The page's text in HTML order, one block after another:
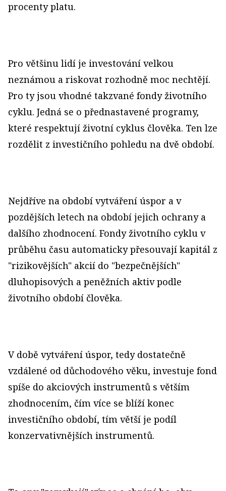
procenty platu.
Pro většinu lidí je investování velkou
neznámou a riskovat rozhodně moc nechtějí.
Pro ty jsou vhodné takzvané fondy životního
cyklu. Jedná se o přednastavené programy,
které respektují životní cyklus člověka. Ten lze
rozdělit z investičního pohledu na dvě období.
Nejdříve na období vytváření úspor a v
pozdějších letech na období jejich ochrany a
dalšího zhodnocení. Fondy životního cyklu v
průběhu času automaticky přesouvají kapitál z
"rizikovějších" akcií do "bezpečnějších"
dluhopisových a peněžních aktiv podle
životního období člověka.
V době vytváření úspor, tedy dostatečně
vzdálené od důchodového věku, investuje fond
spíše do akciových instrumentů s větším
zhodnocením, čím více se blíží konec
investičního období, tím větší je podíl
konzervativnějších instrumentů.